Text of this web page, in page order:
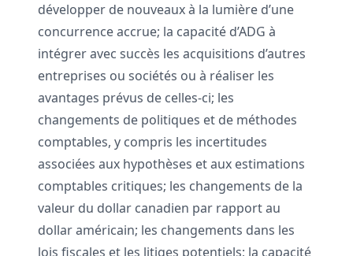
développer de nouveaux à la lumière d’une
concurrence accrue; la capacité d’ADG à
intégrer avec succès les acquisitions d’autres
entreprises ou sociétés ou à réaliser les
avantages prévus de celles-ci; les
changements de politiques et de méthodes
comptables, y compris les incertitudes
associées aux hypothèses et aux estimations
comptables critiques; les changements de la
valeur du dollar canadien par rapport au
dollar américain; les changements dans les
lois fiscales et les litiges potentiels; la capacité